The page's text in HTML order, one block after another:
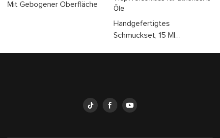
Mit Gebogener Oberfläche
Handgefertigtes
Schmuckset, 15 Ml